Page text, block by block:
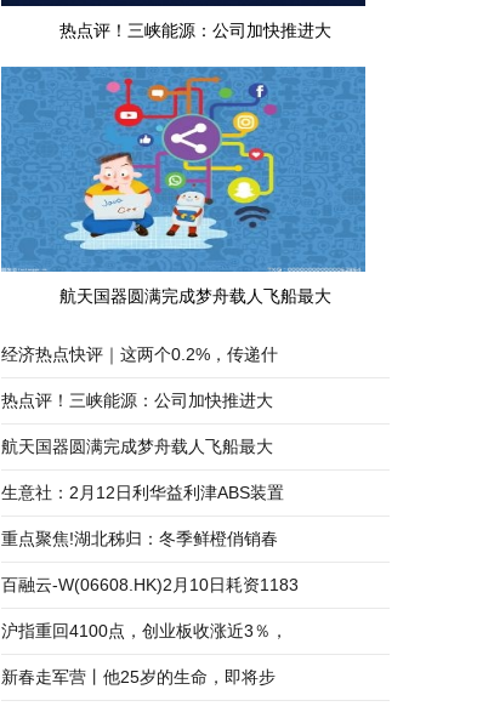
热点评！三峡能源：公司加快推进大
航天国器圆满完成梦舟载人飞船最大
经济热点快评｜这两个0.2%，传递什
热点评！三峡能源：公司加快推进大
航天国器圆满完成梦舟载人飞船最大
生意社：2月12日利华益利津ABS装置
重点聚焦!湖北秭归：冬季鲜橙俏销春
百融云-W(06608.HK)2月10日耗资1183
沪指重回4100点，创业板收涨近3％，
新春走军营丨他25岁的生命，即将步